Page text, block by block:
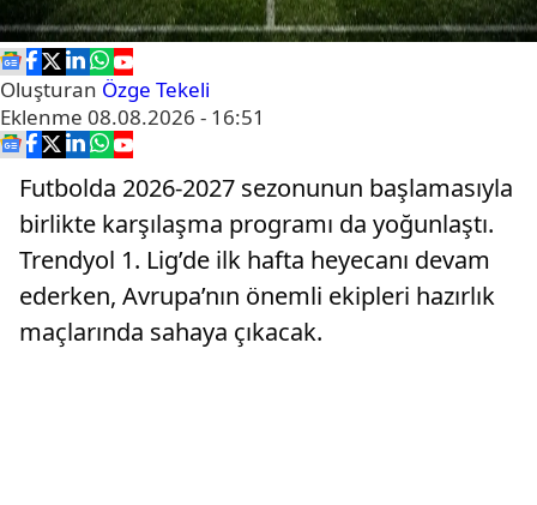
Oluşturan Özge Tekeli
Eklenme 08.08.2026 - 16:51
Futbolda 2026-2027 sezonunun başlamasıyla
birlikte karşılaşma programı da yoğunlaştı.
Trendyol 1. Lig’de ilk hafta heyecanı devam
ederken, Avrupa’nın önemli ekipleri hazırlık
maçlarında sahaya çıkacak.